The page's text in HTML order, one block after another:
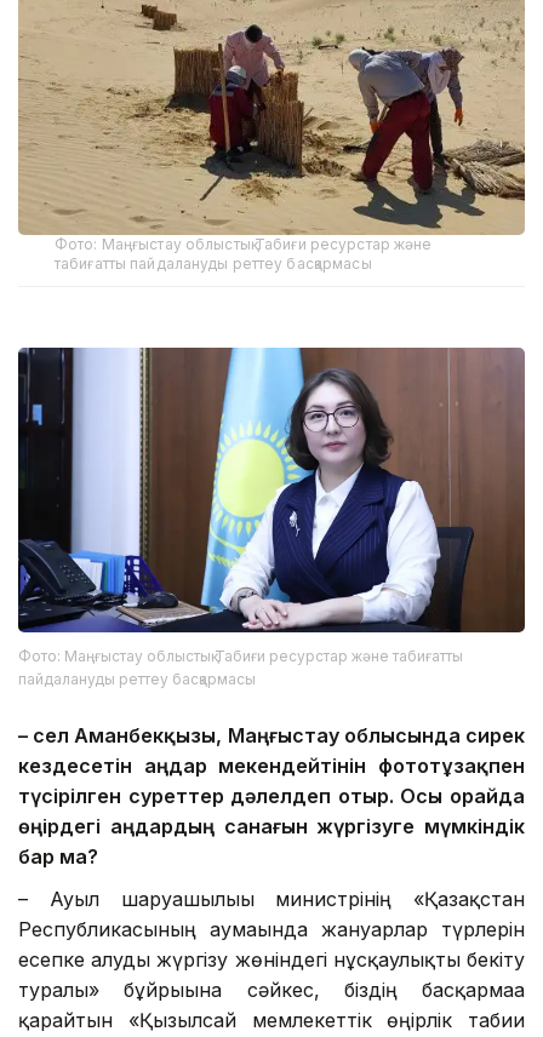
Фото: Маңғыстау облыстық Табиғи ресурстар және
табиғатты пайдалануды реттеу басқармасы
Фото: Маңғыстау облыстық Табиғи ресурстар және табиғатты
пайдалануды реттеу басқармасы
– Әсел Аманбекқызы, Маңғыстау облысында сирек
кездесетін аңдар мекендейтінін фототұзақпен
түсірілген суреттер дәлелдеп отыр. Осы орайда
өңірдегі аңдардың санағын жүргізуге мүмкіндік
бар ма?
– Ауыл шаруашылығы министрінің «Қазақстан
Республикасының аумағында жануарлар түрлерін
есепке алуды жүргізу жөніндегі нұсқаулықты бекіту
туралы» бұйрығына сәйкес, біздің басқармаға
қарайтын «Қызылсай мемлекеттік өңірлік табиғи